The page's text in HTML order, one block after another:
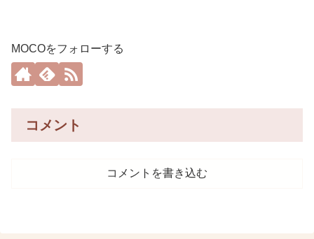
MOCOをフォローする
コメント
コメントを書き込む